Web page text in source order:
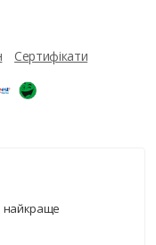
Сертифікати
найкраще